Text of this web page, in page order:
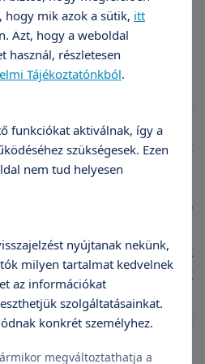
Hogyan éli meg a
és azokat hogyan
életbe. Hogyan küzd
és milyen
is hatással van, hogy az
majd, ugyanis a
a motivációt, a kitartást
elfoglalt szerepet.
derült ki, hogy a 15
kötődő csoportba
vezető egyéniségek
ők kezdeményezték
ezekben aktívan
nagy tanulási
mik azok a sütik, itt
Azt, hogy a weboldal
használ, részletesen
Tájékoztatónkból.
funkciókat aktiválnak, így a
szükségesek. Ezen
nem tud helyesen
nyújtanak nekünk,
milyen tartalmat kedvelnek
az információkat
szolgáltatásainkat.
konkrét személyhez.
megváltoztathatja a